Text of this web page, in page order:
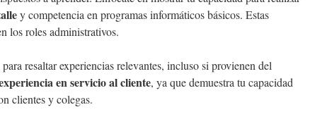
y competencia en programas informáticos básicos. Estas
los roles administrativos.
resaltar experiencias relevantes, incluso si provienen del
en servicio al cliente, ya que demuestra tu capacidad
clientes y colegas.